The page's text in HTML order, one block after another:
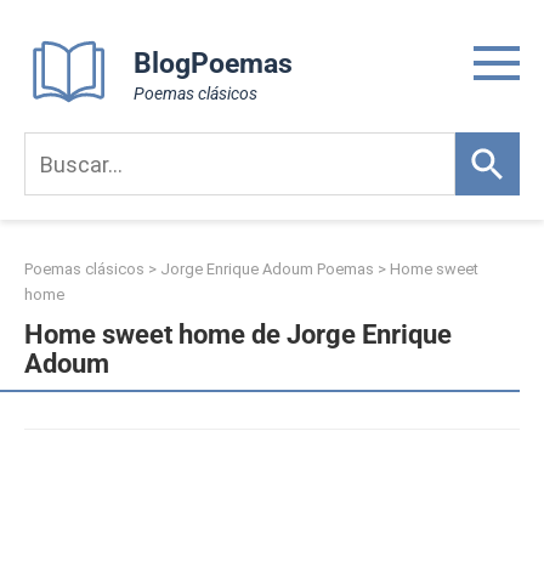
content
BlogPoemas
Poemas clásicos
Poemas clásicos > Jorge Enrique Adoum Poemas > Home sweet
home
Home sweet home de Jorge Enrique
Adoum